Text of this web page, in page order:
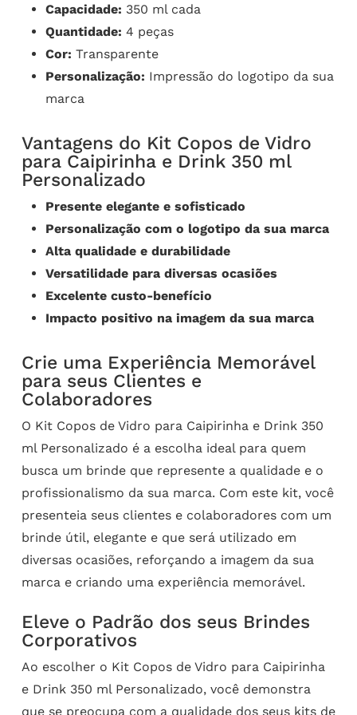
Capacidade: 350 ml cada
Quantidade: 4 peças
Cor: Transparente
Personalização: Impressão do logotipo da sua
marca
Vantagens do Kit Copos de Vidro
para Caipirinha e Drink 350 ml
Personalizado
Presente elegante e sofisticado
Personalização com o logotipo da sua marca
Alta qualidade e durabilidade
Versatilidade para diversas ocasiões
Excelente custo-benefício
Impacto positivo na imagem da sua marca
Crie uma Experiência Memorável
para seus Clientes e
Colaboradores
O Kit Copos de Vidro para Caipirinha e Drink 350
ml Personalizado é a escolha ideal para quem
busca um brinde que represente a qualidade e o
profissionalismo da sua marca. Com este kit, você
presenteia seus clientes e colaboradores com um
brinde útil, elegante e que será utilizado em
diversas ocasiões, reforçando a imagem da sua
marca e criando uma experiência memorável.
Eleve o Padrão dos seus Brindes
Corporativos
Ao escolher o Kit Copos de Vidro para Caipirinha
e Drink 350 ml Personalizado, você demonstra
que se preocupa com a qualidade dos seus kits de